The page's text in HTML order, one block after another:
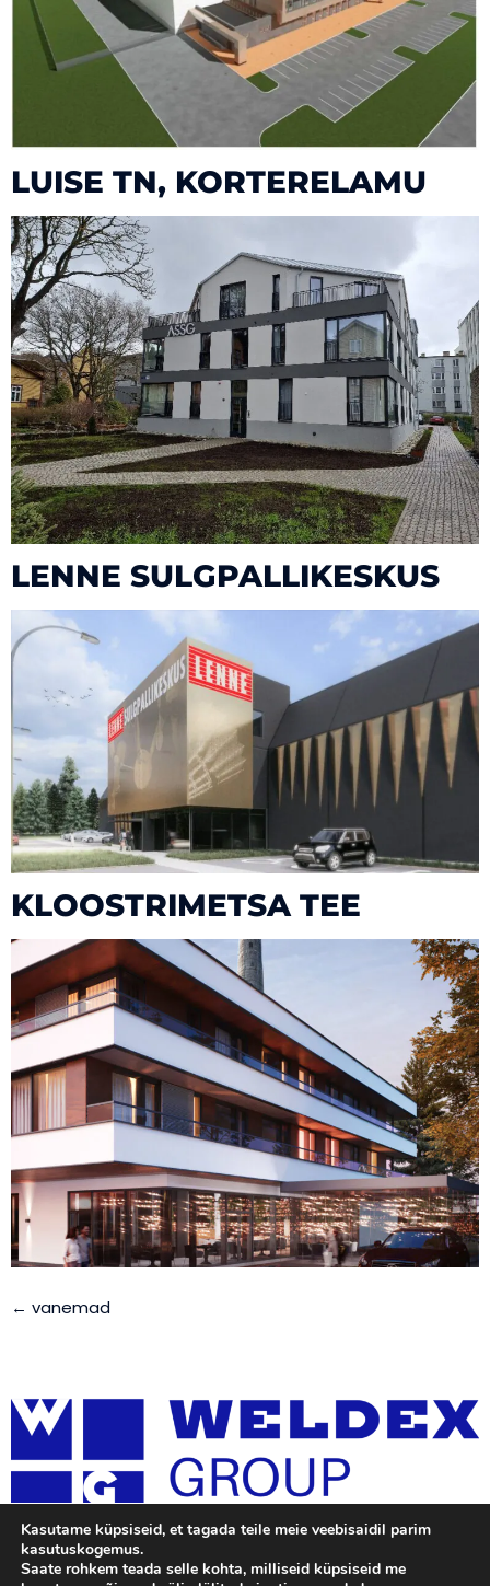
LUISE TN, KORTERELAMU
LENNE SULGPALLIKESKUS
KLOOSTRIMETSA TEE
← vanemad
Kasutame küpsiseid, et tagada teile meie veebisaidil parim
kasutuskogemus.
Saate rohkem teada selle kohta, milliseid küpsiseid me